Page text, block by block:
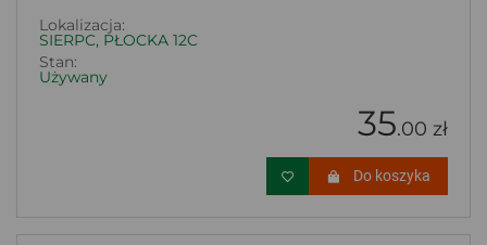
Lokalizacja:
SIERPC, PŁOCKA 12C
Stan:
Używany
35.00 zł
Do koszyka